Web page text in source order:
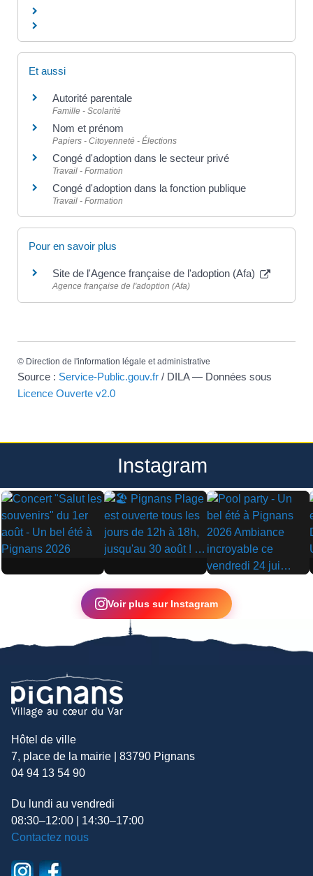
Et aussi
Autorité parentale
Famille - Scolarité
Nom et prénom
Papiers - Citoyenneté - Élections
Congé d'adoption dans le secteur privé
Travail - Formation
Congé d'adoption dans la fonction publique
Travail - Formation
Pour en savoir plus
Site de l'Agence française de l'adoption (Afa)
Agence française de l'adoption (Afa)
© Direction de l'information légale et administrative
Source : Service-Public.gouv.fr / DILA — Données sous
Licence Ouverte v2.0
Instagram
▶ ▶
▶
Voir plus sur Instagram
Hôtel de ville
7, place de la mairie | 83790 Pignans
04 94 13 54 90
Du lundi au vendredi
08:30–12:00 | 14:30–17:00
Contactez nous